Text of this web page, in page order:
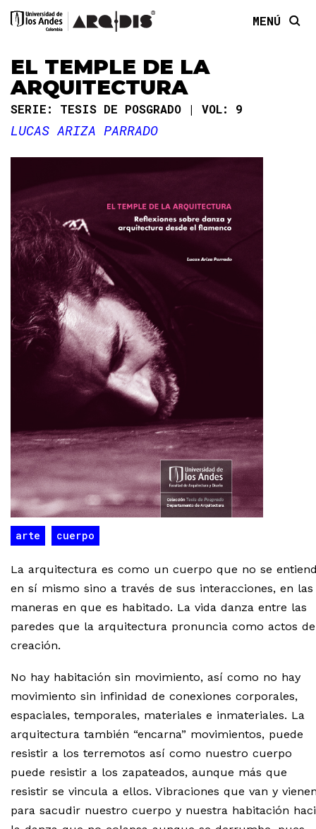
MENÚ
EL TEMPLE DE LA
ARQUITECTURA
SERIE: TESIS DE POSGRADO VOL: 9
LUCAS ARIZA PARRADO
arte cuerpo
La arquitectura es como un cuerpo que no se
en sí mismo sino a través de sus interacciones, en las
maneras en que es habitado. La vida danza entre las
paredes que la arquitectura pronuncia como actos de
creación.
No hay habitación sin movimiento, así como no hay
movimiento sin infinidad de conexiones corporales,
espaciales, temporales, materiales e inmateriales. La
arquitectura también “encarna” movimientos, puede
resistir a los terremotos así como nuestro cuerpo
puede resistir a los zapateados, aunque más que
resistir se vincula a ellos. Vibraciones que van y
para sacudir nuestro cuerpo y nuestra habitación